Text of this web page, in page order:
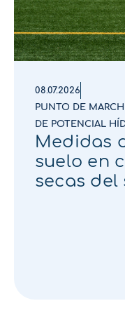
08.07.2026
PUNTO DE
DE POTENCIAL
Medidas
suelo en
secas del